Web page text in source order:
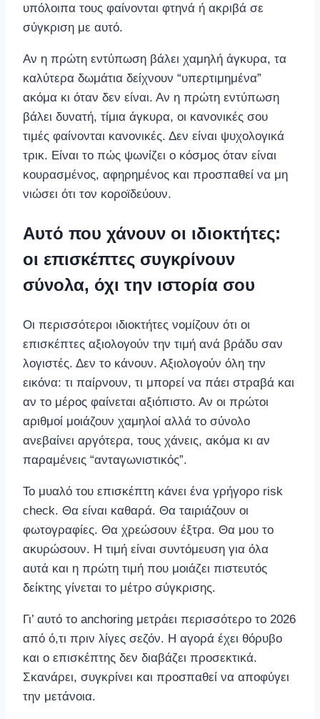
υπόλοιπα τους φαίνονται φτηνά ή ακριβά σε
σύγκριση με αυτό.
Αν η πρώτη εντύπωση βάλει χαμηλή άγκυρα, τα
καλύτερα δωμάτια δείχνουν “υπερτιμημένα”
ακόμα κι όταν δεν είναι. Αν η πρώτη εντύπωση
βάλει δυνατή, τίμια άγκυρα, οι κανονικές σου
τιμές φαίνονται κανονικές. Δεν είναι ψυχολογικά
τρικ. Είναι το πώς ψωνίζει ο κόσμος όταν είναι
κουρασμένος, αφηρημένος και προσπαθεί να μη
νιώσει ότι τον κοροϊδεύουν.
Αυτό που χάνουν οι ιδιοκτήτες:
οι επισκέπτες συγκρίνουν
σύνολα, όχι την ιστορία σου
Οι περισσότεροι ιδιοκτήτες νομίζουν ότι οι
επισκέπτες αξιολογούν την τιμή ανά βράδυ σαν
λογιστές. Δεν το κάνουν. Αξιολογούν όλη την
εικόνα: τι παίρνουν, τι μπορεί να πάει στραβά και
αν το μέρος φαίνεται αξιόπιστο. Αν οι πρώτοι
αριθμοί μοιάζουν χαμηλοί αλλά το σύνολο
ανεβαίνει αργότερα, τους χάνεις, ακόμα κι αν
παραμένεις “ανταγωνιστικός”.
Το μυαλό του επισκέπτη κάνει ένα γρήγορο risk
check. Θα είναι καθαρά. Θα ταιριάζουν οι
φωτογραφίες. Θα χρεώσουν έξτρα. Θα μου το
ακυρώσουν. Η τιμή είναι συντόμευση για όλα
αυτά και η πρώτη τιμή που μοιάζει πιστευτός
δείκτης γίνεται το μέτρο σύγκρισης.
Γι’ αυτό το anchoring μετράει περισσότερο το 2026
από ό,τι πριν λίγες σεζόν. Η αγορά έχει θόρυβο
και ο επισκέπτης δεν διαβάζει προσεκτικά.
Σκανάρει, συγκρίνει και προσπαθεί να αποφύγει
την μετάνοια.